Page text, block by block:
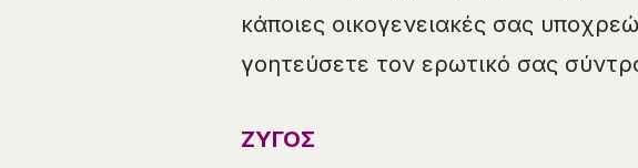
κάποιες οικογενειακές σας
γοητεύσετε τον ερωτικό σας
ΖΥΓΟΣ